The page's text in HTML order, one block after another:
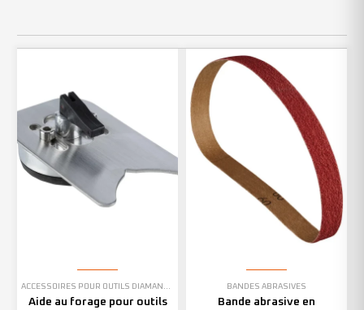
ACCESSOIRES POUR OUTILS DIAMANTÉS
Aide au forage pour outils
BANDES ABRASIVES
Bande abrasive en